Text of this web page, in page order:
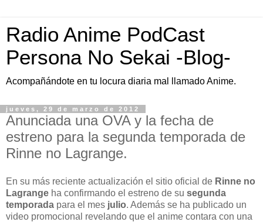
Radio Anime PodCast
Persona No Sekai -Blog-
Acompañándote en tu locura diaria mal llamado Anime.
jueves, 29 de marzo de 2012
Anunciada una OVA y la fecha de
estreno para la segunda temporada de
Rinne no Lagrange.
En su más reciente actualización el sitio oficial de Rinne no
Lagrange ha confirmando el estreno de su segunda
temporada para el mes julio. Además se ha publicado un
video promocional revelando que el anime contara con una